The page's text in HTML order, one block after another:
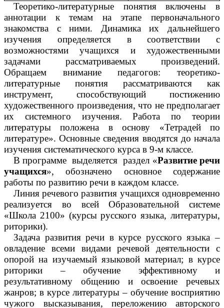
Теоретико-литературные понятия включены в
аннотации к темам на этапе первоначального
знакомства с ними. Динамика их дальнейшего
изучения определяется в соответствии с
возможностями учащихся и художественными
задачами рассматриваемых произведений.
Обращаем внимание педагогов: теоретико-
литературные понятия рассматриваются как
инструмент, способствующий постижению
художественного произведения, что не предполагает
их системного изучения. Работа по теории
литературы положена в основу «Тетрадей по
литературе». Основные сведения вводятся до начала
изучения систематического курса в 9-м классе.
В программе выделяется раздел «Развитие речи
учащихся», обозначено основное содержание
работы по развитию речи в каждом классе.
Линия речевого развития учащихся одновременно
реализуется во всей Образовательной системе
«Школа 2100» (курсы русского языка, литературы,
риторики).
Задача развития речи в курсе русского языка –
овладение всеми видами речевой деятельности с
опорой на изучаемый языковой материал; в курсе
риторики – обучение эффективному и
результативному общению и освоение речевых
жанров; в курсе литературы – обучение восприятию
чужого высказывания, переложению авторского